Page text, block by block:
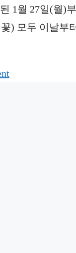
1월 27일(월)
) 모두 이날부